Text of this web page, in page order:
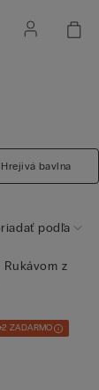
Hrejivá bavlna
podľa
z
ZADARMO